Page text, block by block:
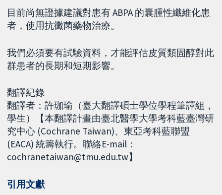
目前尚無證據建議對患有 ABPA 的囊腫性纖維化患
者，使用抗黴菌藥物治療。
我們必須要有試驗資料，才能評估皮質類固醇對此
群患者的長期和短期影響。
翻譯紀錄
翻譯者：許珈瑜（臺大翻譯碩士學位學程筆譯組，
學生）【本翻譯計畫由臺北醫學大學考科藍臺灣研
究中心 (Cochrane Taiwan)、東亞考科藍聯盟
(EACA) 統籌執行。聯絡E-mail：
cochranetaiwan@tmu.edu.tw】
引用文獻